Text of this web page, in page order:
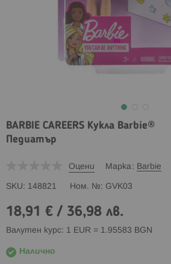
BARBIE CAREERS Кукла Barbie®
Педиатър
Оцени Марка Barbie
SKU 148821 Ном. № GVK03
18,91 € / 36,98 лв.
Валутен курс: 1 EUR = 1.95583 BGN
Налично